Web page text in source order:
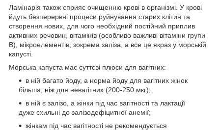
Ламінарія також сприяє очищенню крові в організмі. У крові
йдуть безперервні процеси руйнування старих клітин та
створення нових, для чого необхідний постійний приплив
активних речовин, вітамінів (особливо важливі вітаміни групи
B), мікроелементів, зокрема заліза, а все це якраз у морській
капусті.
Морська капуста має суттєві плюси для вагітних:
в ній багато йоду, а норма йоду для вагітних жінок
більша, ніж для невагітних (200-250 мкг);
в ній є залізо, а жінки під час вагітності та лактації
дуже схильні до залізодефіцитної анемії;
жінкам під час вагітності не рекомендується